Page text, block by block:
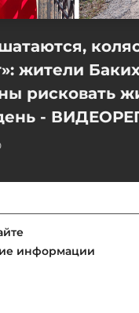
жители
рисковать
-
информации